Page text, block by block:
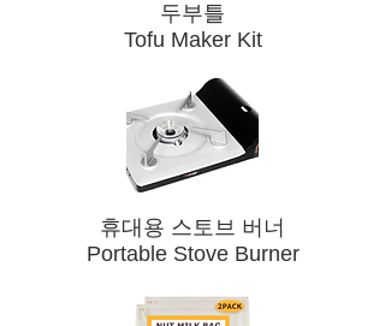
​두부틀
Tofu Maker Kit
​휴대용 스토브 버너
Portable Stove Burner